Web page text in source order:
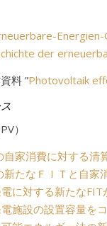
der
料 ”Photovoltaik
）
自家消費に対する清
新たなＦＩＴと自家
に対する新たなFIT
施設の設置容量を